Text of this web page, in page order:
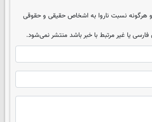
هرگونه نسبت ناروا به اشخاص حقیقی و حقوقی
فارسی یا غیر مرتبط با خبر باشد منتشر نمی‌شود.